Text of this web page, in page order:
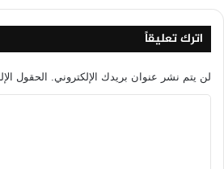
اترك تعليقاً
لن يتم نشر عنوان بريدك الإلكتروني. الحقول